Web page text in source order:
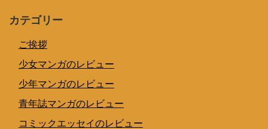
カテゴリー
ご挨拶
少女マンガのレビュー
少年マンガのレビュー
青年誌マンガのレビュー
コミックエッセイのレビュー